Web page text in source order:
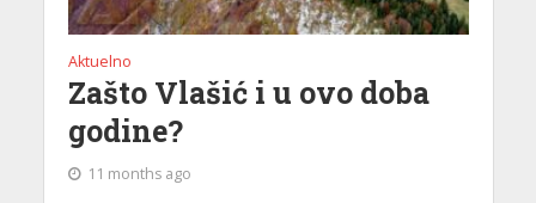
Aktuelno
Zašto Vlašić i u ovo doba
godine?
11 months ago